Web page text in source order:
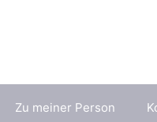
Zu meiner Person